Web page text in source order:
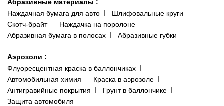
Абразивные материалы :
Наждачная бумага для авто
Шлифовальные круги
Скотч-брайт
Наждачка на поролоне
Абразивная бумага в полосах
Абразивные губки
Аэрозоли :
Флуоресцентная краска в баллончиках
Автомобильная химия
Краска в аэрозоле
Антигравийные покрытия
Грунт в баллончике
Защита автомобиля